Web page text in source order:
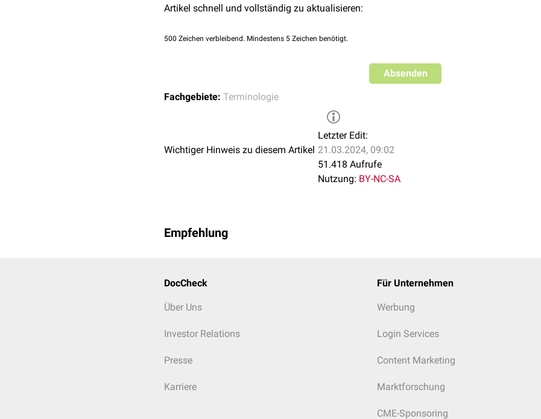
Artikel schnell und vollständig zu aktualisieren:
500 Zeichen verbleibend. Mindestens 5 Zeichen benötigt.
Absenden
Fachgebiete: Terminologie
Wichtiger Hinweis zu diesem Artikel
Letzter Edit:
21.03.2024, 09:02
51.418 Aufrufe
Nutzung: BY-NC-SA
Empfehlung
DocCheck
Über Uns
Investor Relations
Presse
Karriere
Für Unternehmen
Werbung
Login Services
Content Marketing
Marktforschung
CME-Sponsoring